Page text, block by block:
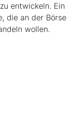
entwickeln. Ein
die an der Börse
wollen.